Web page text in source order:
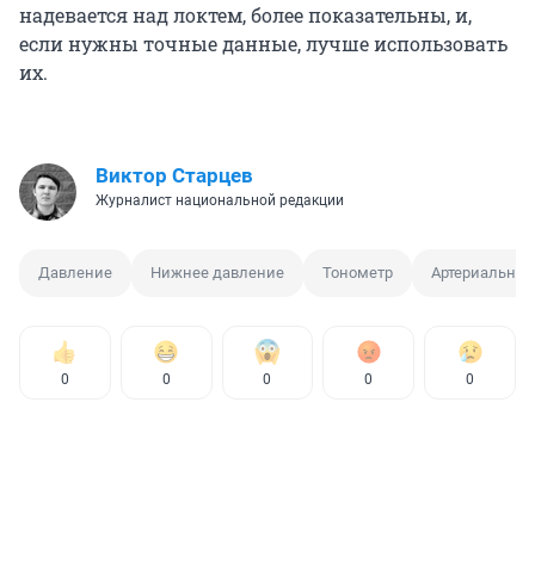
надевается над локтем, более показательны, и,
если нужны точные данные, лучше использовать
их.
Виктор Старцев
Журналист национальной редакции
Давление Нижнее давление Тонометр
0 0 0 0 0